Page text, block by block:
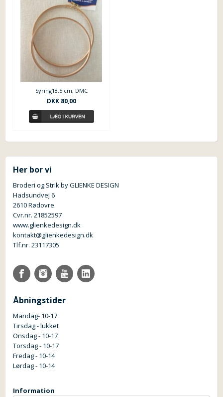
Syring18,5 cm, DMC
DKK 80,00
Her bor vi
Broderi og Strik by GLIENKE DESIGN
Hadsundvej 6
2610 Rødovre
Cvr.nr. 21852597
www.glienkedesign.dk
kontakt@glienkedesign.dk
Tlf.nr. 23117305
Åbningstider
Mandag- 10-17
Tirsdag - lukket
Onsdag - 10-17
Torsdag - 10-17
Fredag - 10-14
Lørdag - 10-14
Information